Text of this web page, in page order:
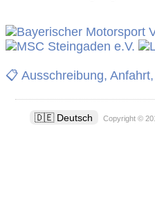
📋 Ausschreibung,
🇩🇪 Deutsch Copyright ©